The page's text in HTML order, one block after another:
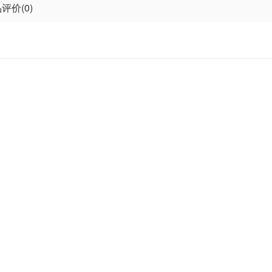
价(0)